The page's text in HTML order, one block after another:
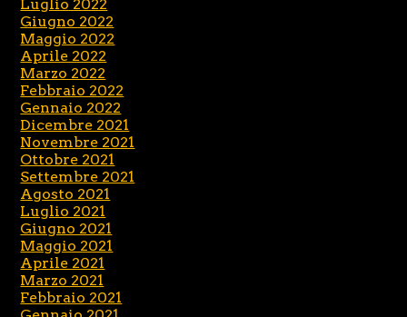
Luglio 2022
Giugno 2022
Maggio 2022
Aprile 2022
Marzo 2022
Febbraio 2022
Gennaio 2022
Dicembre 2021
Novembre 2021
Ottobre 2021
Settembre 2021
Agosto 2021
Luglio 2021
Giugno 2021
Maggio 2021
Aprile 2021
Marzo 2021
Febbraio 2021